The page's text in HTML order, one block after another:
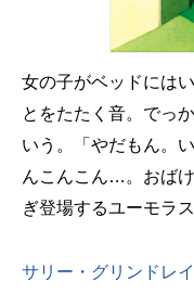
女の子がベッドには
とをたたく音。でっ
いう。「やだもん。
んこんこん…。おば
ぎ登場するユーモラス
サリー・グリンドレイ